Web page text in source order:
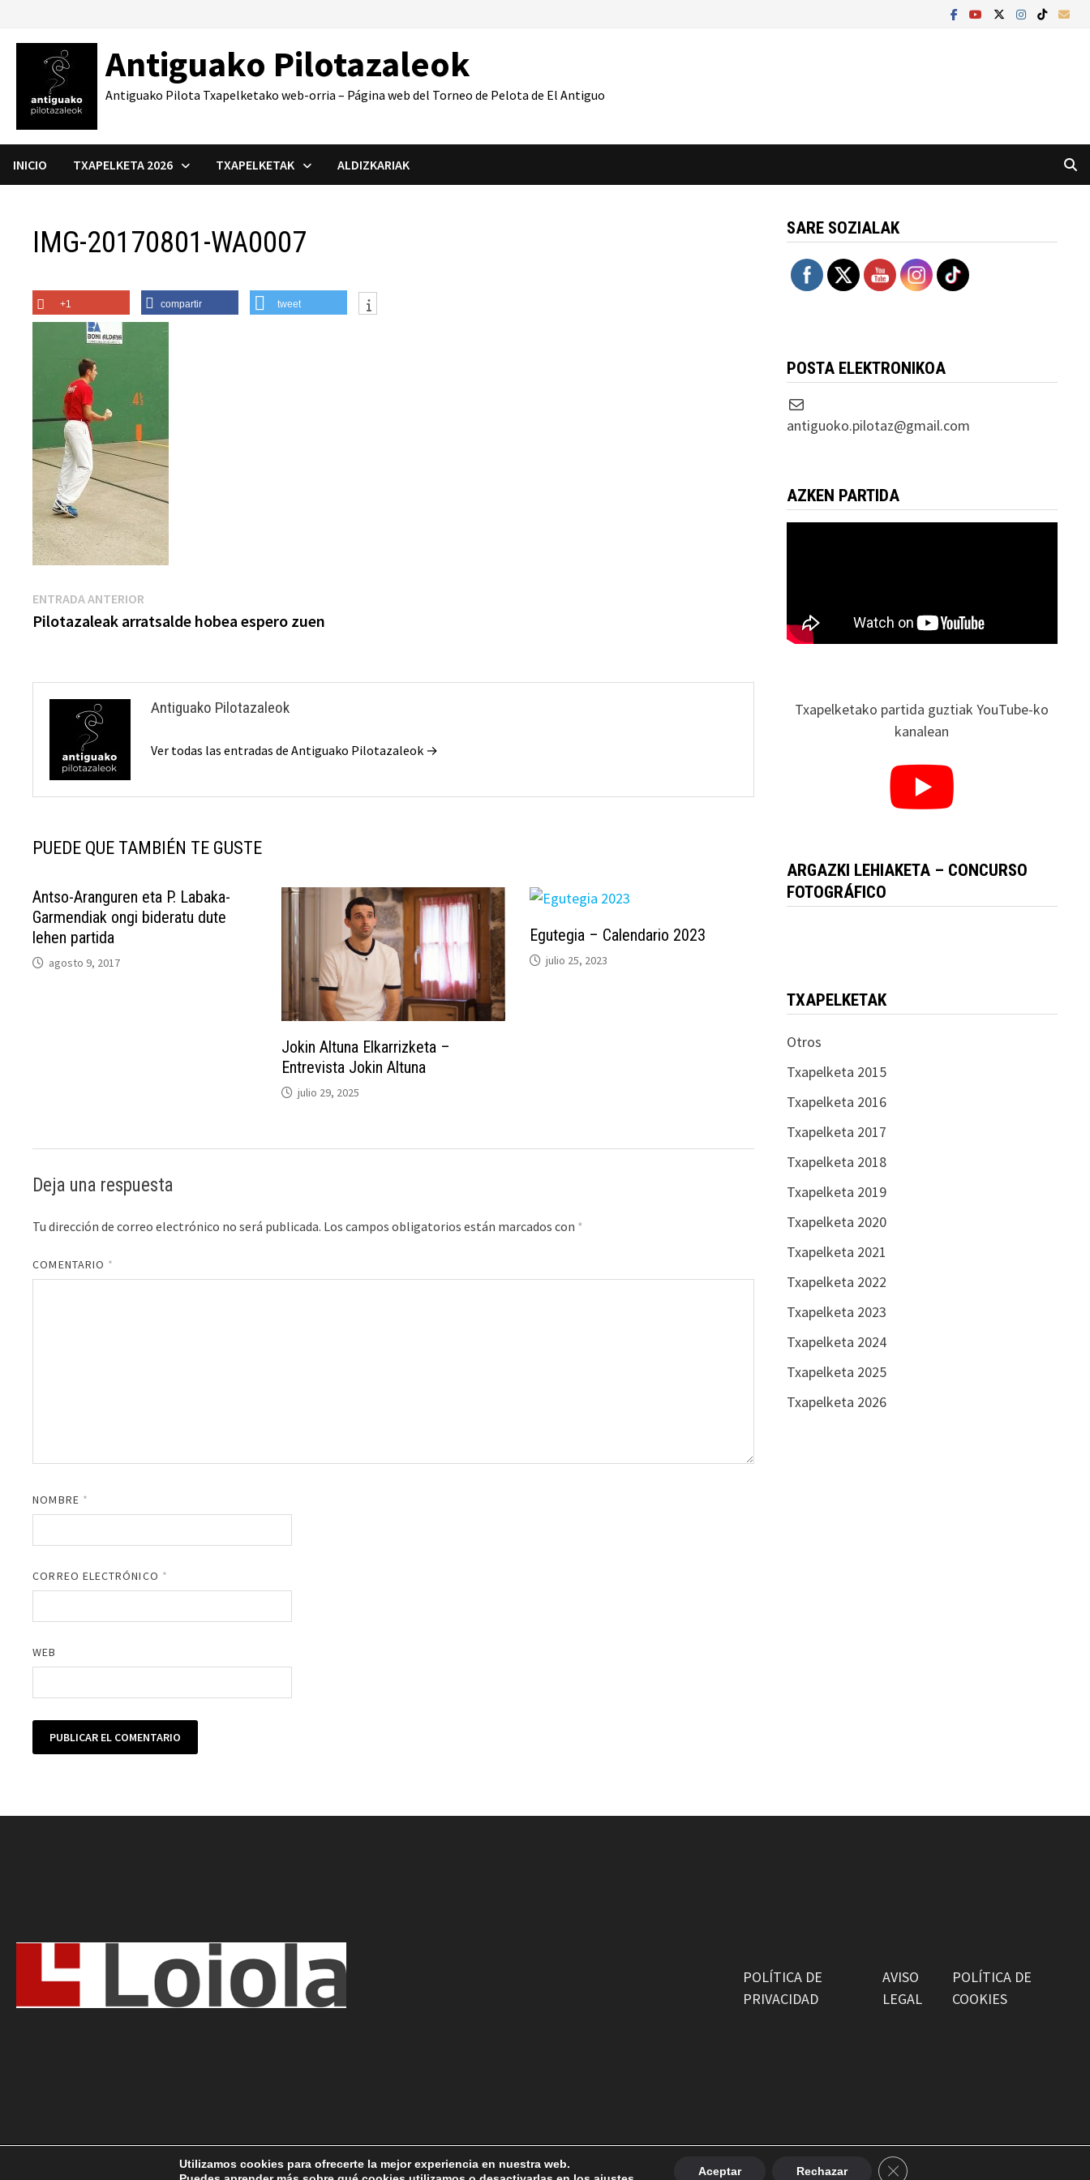
contenido
Antiguako Pilotazaleok
Antiguako Pilota Txapelketako web-orria – Página web del Torneo de Pelota de El Antiguo
INICIO TXAPELKETA 2026 TXAPELKETAK ALDIZKARIAK
IMG-20170801-WA0007
+1 compartir tweet
Navegación
de
ENTRADA ANTERIOR
anterior:
Pilotazaleak arratsalde hobea espero zuen
Antiguako Pilotazaleok
Ver todas las entradas de Antiguako Pilotazaleok →
PUEDE QUE TAMBIÉN TE GUSTE
Antso-Aranguren eta P. Labaka-
Garmendiak ongi bideratu dute
lehen partida
agosto 9, 2017
Jokin Altuna Elkarrizketa –
Entrevista Jokin Altuna
julio 29, 2025
Egutegia – Calendario 2023
julio 25, 2023
Deja una respuesta
Tu dirección de correo electrónico no será publicada. Los campos obligatorios están marcados con *
COMENTARIO *
NOMBRE *
CORREO ELECTRÓNICO *
WEB
SARE SOZIALAK
POSTA ELEKTRONIKOA
Correo electrónico
antiguoko.pilotaz@gmail.com
AZKEN PARTIDA
Txapelketako partida guztiak YouTube-ko
kanalean
ARGAZKI LEHIAKETA – CONCURSO
FOTOGRÁFICO
TXAPELKETAK
Otros
Txapelketa 2015
Txapelketa 2016
Txapelketa 2017
Txapelketa 2018
Txapelketa 2019
Txapelketa 2020
Txapelketa 2021
Txapelketa 2022
Txapelketa 2023
Txapelketa 2024
Txapelketa 2025
Txapelketa 2026
POLÍTICA DE
PRIVACIDAD
AVISO
LEGAL
POLÍTICA DE
COOKIES
Antiguako Pilotazaleok. Funciona conWordPressyBam.
Utilizamos cookies para ofrecerte la mejor experiencia en nuestra web.
Aceptar Rechazar CERRAR EL BANNER DE COOKIES